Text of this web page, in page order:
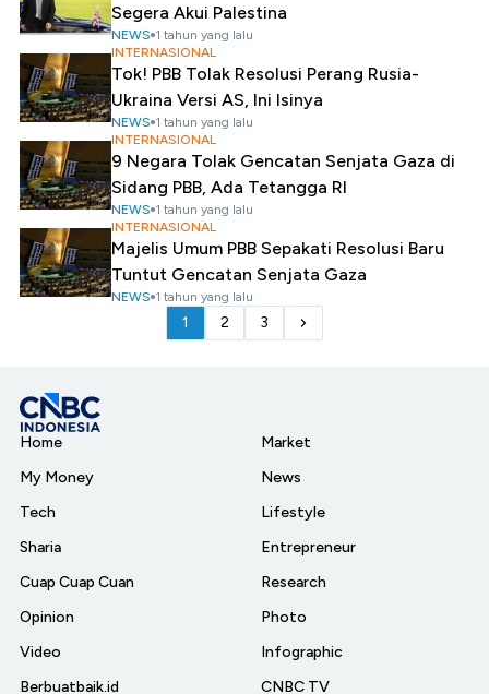
Segera Akui Palestina
NEWS 1 tahun yang lalu
INTERNASIONAL
Tok! PBB Tolak Resolusi Perang Rusia-
Ukraina Versi AS, Ini Isinya
NEWS 1 tahun yang lalu
INTERNASIONAL
9 Negara Tolak Gencatan Senjata Gaza di
Sidang PBB, Ada Tetangga RI
NEWS 1 tahun yang lalu
INTERNASIONAL
Majelis Umum PBB Sepakati Resolusi Baru
Tuntut Gencatan Senjata Gaza
NEWS 1 tahun yang lalu
1 2 3
Home
My Money
Tech
Sharia
Cuap Cuap Cuan
Opinion
Video
Berbuatbaik.id
Market
News
Lifestyle
Entrepreneur
Research
Photo
Infographic
CNBC TV